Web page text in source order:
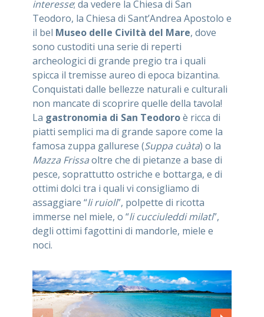
interesse; da vedere la Chiesa di San
Teodoro, la Chiesa di Sant’Andrea Apostolo e
il bel Museo delle Civiltà del Mare, dove
sono custoditi una serie di reperti
archeologici di grande pregio tra i quali
spicca il tremisse aureo di epoca bizantina.
Conquistati dalle bellezze naturali e culturali
non mancate di scoprire quelle della tavola!
La gastronomia di San Teodoroè ricca di
piatti semplici ma di grande sapore come la
famosa zuppa gallurese (Suppa cuàta) o la
Mazza Frissaoltre che di pietanze a base di
pesce, soprattutto ostriche e bottarga, e di
ottimi dolci tra i quali vi consigliamo di
assaggiare “li ruioli”, polpette di ricotta
immerse nel miele, o “li cucciuleddi milati”,
degli ottimi fagottini di mandorle, miele e
noci.